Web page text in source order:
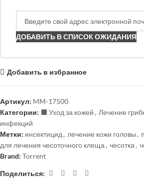
ДОБАВИТЬ В СПИСОК ОЖИДАНИЯ
Добавить в избранное
Артикул: MM-17500
Категории: ⬛️ Уход за кожей, Лечение
инфекций
Метки: инсектицид, лечение кожи головы,
для лечения чесоточного клеща, чесотка,
Brand: Torrent
Поделиться: